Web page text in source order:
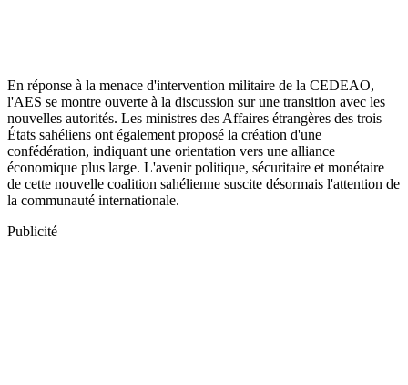
En réponse à la menace d'intervention militaire de la CEDEAO,
l'AES se montre ouverte à la discussion sur une transition avec les
nouvelles autorités. Les ministres des Affaires étrangères des trois
États sahéliens ont également proposé la création d'une
confédération, indiquant une orientation vers une alliance
économique plus large. L'avenir politique, sécuritaire et monétaire
de cette nouvelle coalition sahélienne suscite désormais l'attention de
la communauté internationale.
Publicité